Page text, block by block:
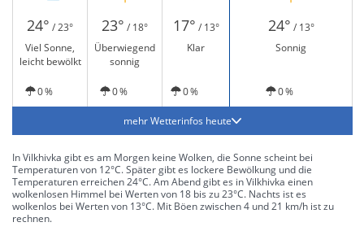
24° / 23° 23° / 18° 17° / 13° 24° / 13°
Viel Sonne,
leicht bewölkt
Überwiegend
sonnig
Klar Sonnig
0 % 0 % 0 % 0 %
mehr Wetterinfos heute
In Vilkhivka gibt es am Morgen keine Wolken, die Sonne scheint bei
Temperaturen von 12°C. Später gibt es lockere Bewölkung und die
Temperaturen erreichen 24°C. Am Abend gibt es in Vilkhivka einen
wolkenlosen Himmel bei Werten von 18 bis zu 23°C. Nachts ist es
wolkenlos bei Werten von 13°C. Mit Böen zwischen 4 und 21 km/h ist zu
rechnen.